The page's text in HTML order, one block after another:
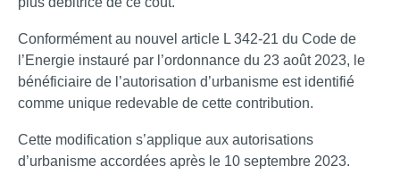
Conformément au nouvel article L 342-21 du Code de
l’Energie instauré par l’ordonnance du 23 août 2023, le
bénéficiaire de l’autorisation d’urbanisme est identifié
comme unique redevable de cette contribution.
Cette modification s’applique aux autorisations
d’urbanisme accordées après le 10 septembre 2023.